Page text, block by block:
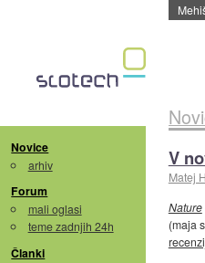
Novice
arhiv
Forum
mali oglasi
teme zadnjih 24h
Članki
V
Matej
Nature
(maja